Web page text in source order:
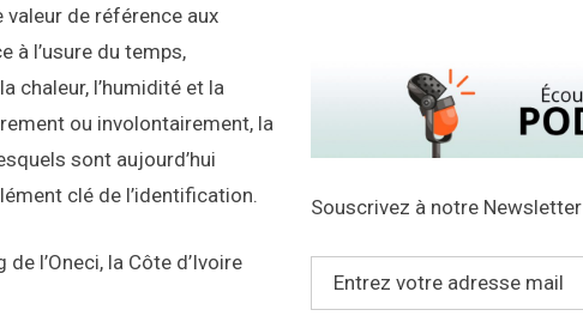
de référence aux
à l’usure du temps,
chaleur, l’humidité et la
ou involontairement, la
sont aujourd’hui
clé de l’identification.
l’Oneci, la Côte d’Ivoire
Souscrivez à notre Newsletter